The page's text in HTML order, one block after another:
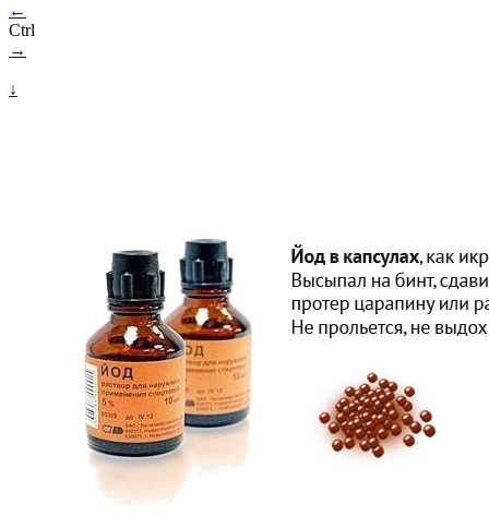
←
Ctrl
→
↓